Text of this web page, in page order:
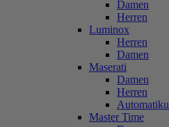
Damen
Herren
Luminox
Herren
Damen
Maserati
Damen
Herren
Master Time